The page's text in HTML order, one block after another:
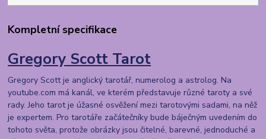
Kompletní specifikace
Gregory Scott Tarot
Gregory Scott je anglický tarotář, numerolog a astrolog. Na
youtube.com má kanál, ve kterém představuje různé taroty a své
rady. Jeho tarot je úžasné osvěžení mezi tarotovými sadami, na něž
je expertem. Pro tarotáře začátečníky bude báječným uvedením do
tohoto světa, protože obrázky jsou čitelné, barevné, jednoduché a